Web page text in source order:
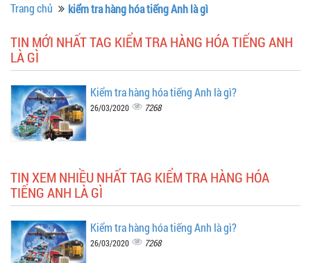
Trang chủ kiểm tra hàng hóa tiếng Anh là gì
TIN MỚI NHẤT TAG KIỂM TRA HÀNG HÓA TIẾNG ANH
LÀ GÌ
Kiểm tra hàng hóa tiếng Anh là gì?
26/03/2020 7268
TIN XEM NHIỀU NHẤT TAG KIỂM TRA HÀNG HÓA
TIẾNG ANH LÀ GÌ
Kiểm tra hàng hóa tiếng Anh là gì?
26/03/2020 7268